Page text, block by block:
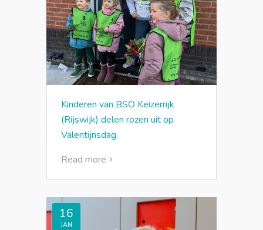
Kinderen van BSO Keizerrijk
(Rijswijk) delen rozen uit op
Valentijnsdag.
Read more
16
JAN